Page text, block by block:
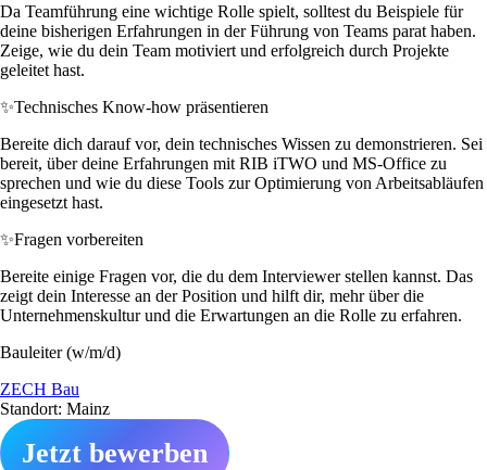
Da Teamführung eine wichtige Rolle spielt, solltest du Beispiele für
deine bisherigen Erfahrungen in der Führung von Teams parat haben.
Zeige, wie du dein Team motiviert und erfolgreich durch Projekte
geleitet hast.
✨Technisches Know-how präsentieren
Bereite dich darauf vor, dein technisches Wissen zu demonstrieren. Sei
bereit, über deine Erfahrungen mit RIB iTWO und MS-Office zu
sprechen und wie du diese Tools zur Optimierung von Arbeitsabläufen
eingesetzt hast.
✨Fragen vorbereiten
Bereite einige Fragen vor, die du dem Interviewer stellen kannst. Das
zeigt dein Interesse an der Position und hilft dir, mehr über die
Unternehmenskultur und die Erwartungen an die Rolle zu erfahren.
Bauleiter (w/m/d)
ZECH Bau
Standort: Mainz
Jetzt bewerben